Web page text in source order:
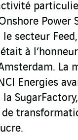
Power
secteur
était à
La
Energies